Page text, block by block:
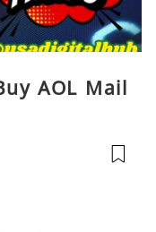
AOL Mail